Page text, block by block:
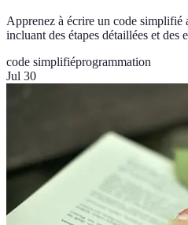
Apprenez à écrire un code simplifié
incluant des étapes détaillées et des
code simplifiéprogrammation
Jul 30